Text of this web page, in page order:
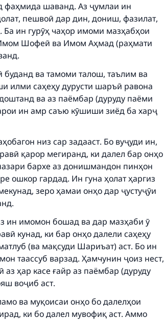
фаҳмида шаванд. Аз ҷумлаи ин
пешвоӣ дар дин, дониш, фазилат,
Ба ин гурӯҳ чаҳор имоми мазҳабҳои
Шофеӣ ва Имом Аҳмад (раҳмати
ва тамоми талош, таълим ва
илми саҳеҳу дурусти шаръӣ равона
ва аз паёмбар (дуруду паёми
ин амр саъю кӯшиши зиёд ба харҷ
низ сар задааст. Бо вуҷуди ин,
қарор мегиранд, ки далел бар онҳо
бархе аз донишмандон пинҳон
ошкор гардад. Ин гуна ҳолат ҳаргиз
зеро ҳамаи онҳо дар ҷустуҷӯи
ин имомон бошад ва дар мазҳаби ӯ
кунад, ки бар онҳо далели саҳеҳу
(ва мақсуди Шариъат) аст. Бо ин
таассуб варзад. Ҳамчунин ҷоиз нест,
ҳар касе ғайр аз паёмбар (дуруду
воҷиб аст.
ва муқоисаи онҳо бо далелҳои
ки бо далел мувофиқ аст. Аммо
of lives with your
today
for our mission.
The Prophet (ﷺ) said:
what is good will earn the
who do it."
1893)